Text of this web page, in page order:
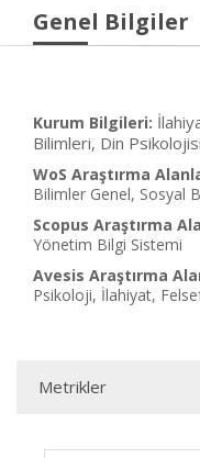
Genel Bilgiler
Kurum Bilgileri:
Bilimleri, Din
WoS Araştırma
Bilimler Genel, Sosyal
Scopus Araştırma
Yönetim Bilgi Sistemi
Avesis Araştırma
Psikoloji, İlahiyat,
Metrikler